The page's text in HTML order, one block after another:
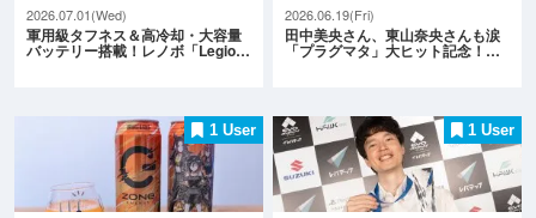
2026.07.01(Wed)
軍用級タフネス＆高冷却・大容量
バッテリー搭載！レノボ「Legio…
2026.06.19(Fri)
田中美央さん、東山奈央さんも涙
「プラグマタ」大ヒット記念！…
1 User 1 User